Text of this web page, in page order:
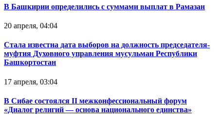
В Башкирии определились с суммами выплат в Рамазан
20 апреля, 04:04
Стала известна дата выборов на должность председателя-
муфтия Духовного управления мусульман Республики
Башкортостан
17 апреля, 03:04
В Сибае состоялся II межконфессиональный форум
«Диалог религий — основа национального единства»